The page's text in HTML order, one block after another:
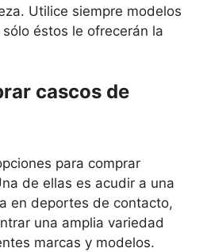
Utilice siempre modelos
éstos le ofrecerán la
cascos de
para comprar
de ellas es acudir a una
en deportes de contacto,
una amplia variedad
marcas y modelos.